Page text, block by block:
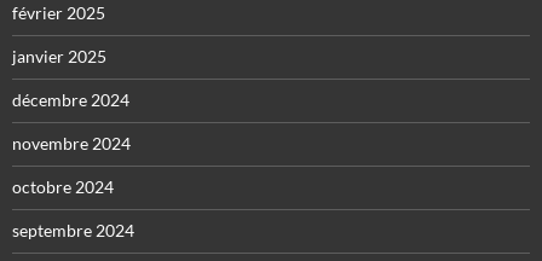
février 2025
janvier 2025
décembre 2024
novembre 2024
octobre 2024
septembre 2024